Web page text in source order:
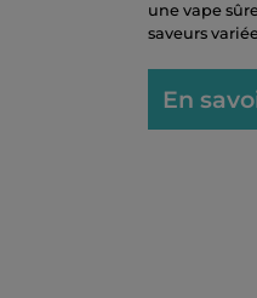
une vape
saveurs
En